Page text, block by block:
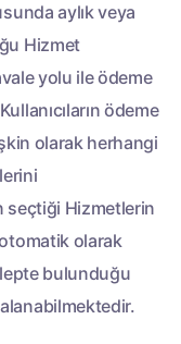
aylık veya
Hizmet
yolu ile ödeme
ödeme
olarak herhangi
seçtiği Hizmetlerin
olarak
bulunduğu